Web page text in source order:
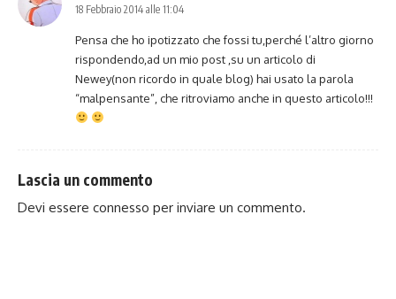
18 Febbraio 2014 alle 11:04
Pensa che ho ipotizzato che fossi tu,perché l’altro giorno
rispondendo,ad un mio post ,su un articolo di
Newey(non ricordo in quale blog) hai usato la parola
“malpensante”, che ritroviamo anche in questo articolo!!!
Lascia un commento
Devi essere connesso per inviare un commento.